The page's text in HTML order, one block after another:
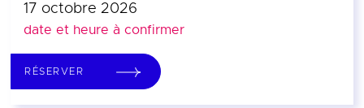
17 octobre 2026
date et heure à confirmer
RÉSERVER